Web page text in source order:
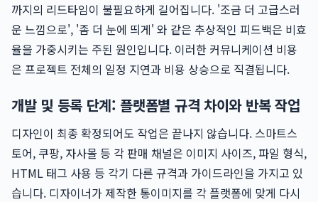
까지의 리드타임이 불필요하게 길어집니다. '조금 더 고급스러
운 느낌으로', '좀 더 눈에 띄게' 와 같은 추상적인 피드백은 비효
율을 가중시키는 주된 원인입니다. 이러한 커뮤니케이션 비용
은 프로젝트 전체의 일정 지연과 비용 상승으로 직결됩니다.
개발 및 등록 단계: 플랫폼별 규격 차이와 반복 작업
디자인이 최종 확정되어도 작업은 끝나지 않습니다. 스마트스
토어, 쿠팡, 자사몰 등 각 판매 채널은 이미지 사이즈, 파일 형식,
HTML 태그 사용 등 각기 다른 규격과 가이드라인을 가지고 있
습니다. 디자이너가 제작한 통이미지를 각 플랫폼에 맞게 다시